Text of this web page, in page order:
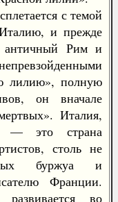
с темой
и прежде
античный Рим и
лилию», полную
он вначале
Италия,
— это страна
столь не
буржуа и
Франции.
во